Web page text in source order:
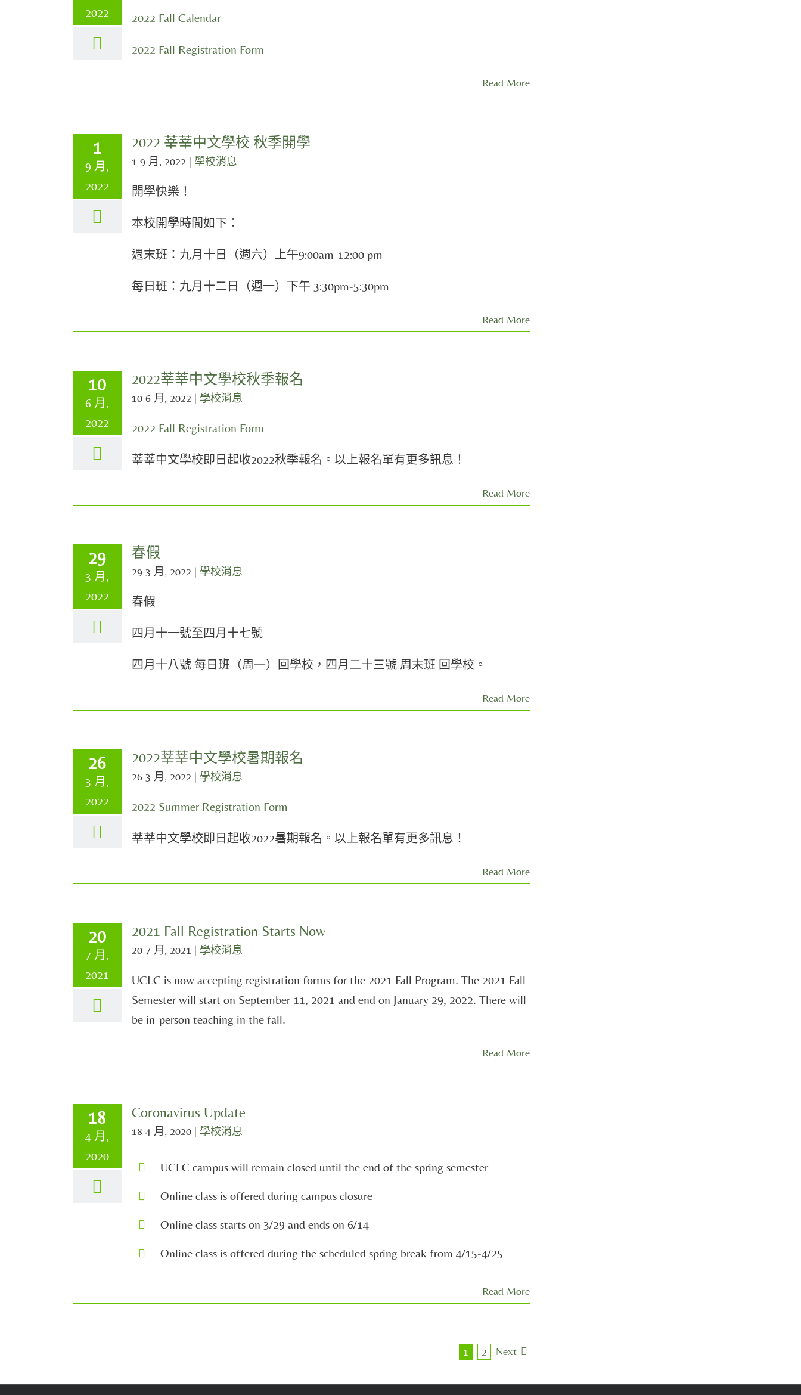
2022
2022 Fall Calendar
2022 Fall Registration Form
Read More
1
9 月,
2022
2022 莘莘中文學校 秋季開學
1 9 月, 2022 | 學校消息
開學快樂！
本校開學時間如下：
週末班：九月十日（週六）上午9:00am-12:00 pm
每日班：九月十二日（週一）下午 3:30pm-5:30pm
Read More
10
6 月,
2022
2022莘莘中文學校秋季報名
10 6 月, 2022 | 學校消息
2022 Fall Registration Form
莘莘中文學校即日起收2022秋季報名。以上報名單有更多訊息！
Read More
29
3 月,
2022
春假
29 3 月, 2022 | 學校消息
春假
四月十一號至四月十七號
四月十八號 每日班（周一）回學校，四月二十三號 周末班 回學校。
Read More
26
3 月,
2022
2022莘莘中文學校暑期報名
26 3 月, 2022 | 學校消息
2022 Summer Registration Form
莘莘中文學校即日起收2022暑期報名。以上報名單有更多訊息！
Read More
20
7 月,
2021
2021 Fall Registration Starts Now
20 7 月, 2021 | 學校消息
UCLC is now accepting registration forms for the 2021 Fall Program. The 2021 Fall
Semester will start on September 11, 2021 and end on January 29, 2022. There will
be in-person teaching in the fall.
Read More
18
4 月,
2020
Coronavirus Update
18 4 月, 2020 | 學校消息
UCLC campus will remain closed until the end of the spring semester
Online class is offered during campus closure
Online class starts on 3/29 and ends on 6/14
Online class is offered during the scheduled spring break from 4/15-4/25
Read More
1 2 Next